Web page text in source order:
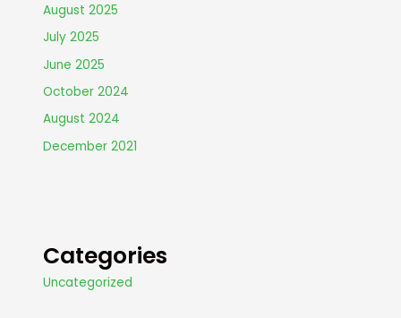
August 2025
July 2025
June 2025
October 2024
August 2024
December 2021
Categories
Uncategorized